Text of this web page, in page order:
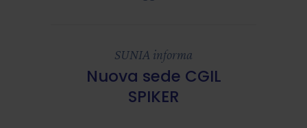
SUNIA informa
Nuova sede CGIL
SPIKER